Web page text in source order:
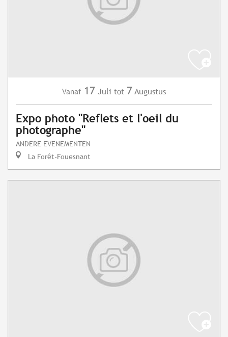
Vanaf 17 Juli tot 7 Augustus
Expo photo "Reflets et l'oeil du
photographe"
ANDERE EVENEMENTEN
La Forêt-Fouesnant